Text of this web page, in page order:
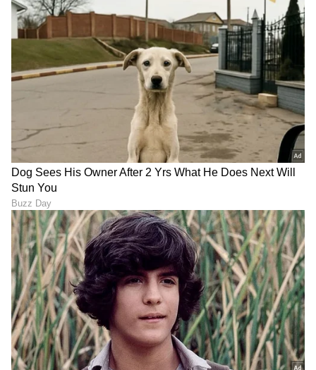
LATEST VIDEOS
ABOUT THE AUTHOR
AH
Ashwini HR
ಮಲೆನಾಡಿನ ಹೆಬ್ಬಾಗಿಲು ಶಿವಮೊಗ್ಗದ ಸ್ಥಳೀಯ ದಿನಪತ್ರಿಕೆ
'ಕ್ರಾಂತಿದೀಪ'ದಲ್ಲಿ ಉಪ ಸಂಪಾದಕಿಯಾಗಿ ವೃತ್ತಿ ಜೀವನ ಪ್ರಾರಂಭ.
ಪತ್ರಿಕೋದ್ಯಮದಲ್ಲಿ 14 ವರ್ಷಗಳ ಅನುಭವ. ರಾಜ್ಯಮಟ್ಟದ
ದಿನಪತ್ರಿಕೆಗಳಲ್ಲಿ ಹಾಗೂ ವೆಬ್‌ಸೈಟ್‌ಗಳಲ್ಲಿ ರಾಜಕೀಯ, ಮನರಂಜನೆ,
ಶಿಕ್ಷಣ, ಆರೋಗ್ಯ, ಟ್ರೆಂಡಿಂಗ್‌, ಲೈಫ್‌ಸ್ಟೈಲ್‌ ಕುರಿತಾದ ವಿಷಯಗಳ
ಲೇಖನಗಳನ್ನು ಬರೆದಿದ್ದೇನೆ.ಪ್ರಸ್ತುತ ಸುವರ್ಣ ಡಿಜಿಟಲ್‌ ತಂಡದ
ಭಾಗವಾಗಿ ವೃತ್ತಿ ಜೀವನ ಮುಂದುವರಿಸುತ್ತಿದ್ದೇನೆ.
ಜೀವನಶೈಲಿ ಮಹಿಳೆಯರು